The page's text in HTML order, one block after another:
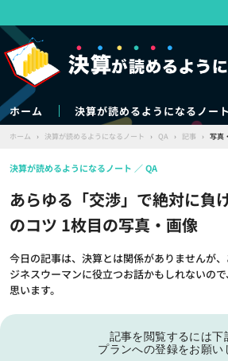
ホーム 決算が読めるようになるノート
ホーム › 決算が読めるようになるノート › QA › 記事 › 写真
あらゆる「交渉」で絶対に負
のコツ 1枚目の写真・画像
今日の記事は、決算とは関係がありませんが
ジネスウーマンに役立つお話かもしれないの
思います。
決算が読めるようになるノート QA
記事を閲覧するには下
プランへの登録をお願い